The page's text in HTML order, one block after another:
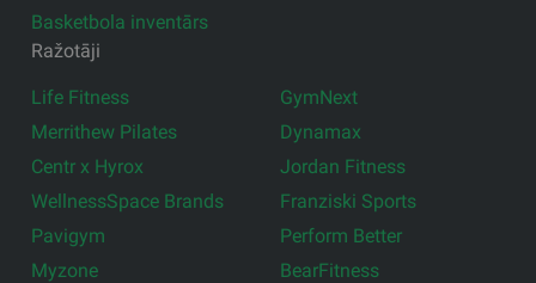
Basketbola inventārs
Ražotāji
Life Fitness
Merrithew Pilates
Centr x Hyrox
WellnessSpace Brands
Pavigym
Myzone
GymNext
Dynamax
Jordan Fitness
Franziski Sports
Perform Better
BearFitness